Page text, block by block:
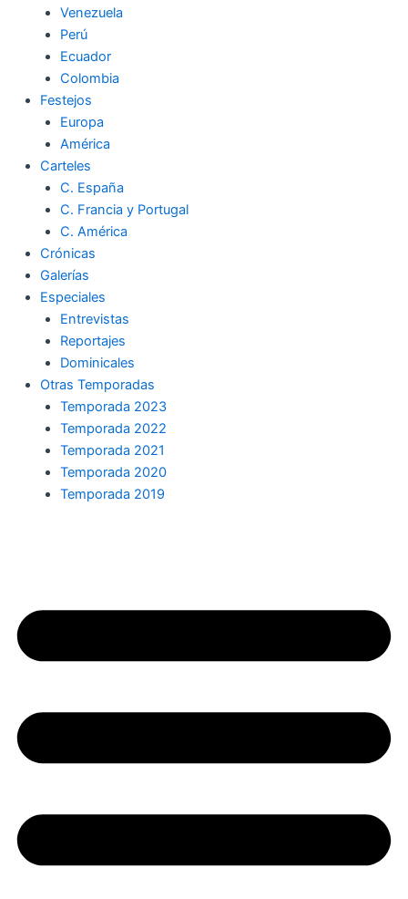
k
Venezuela
Perú
Ecuador
Colombia
Festejos
Europa
América
Carteles
C. España
C. Francia y Portugal
C. América
Crónicas
Galerías
Especiales
Entrevistas
Reportajes
Dominicales
Otras Temporadas
Temporada 2023
Temporada 2022
Temporada 2021
Temporada 2020
Temporada 2019